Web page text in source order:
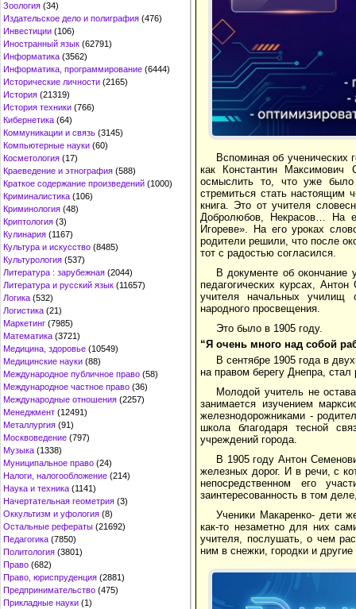
Зоология (34)
Издательское дело и полиграфия (476)
Инвестиции (106)
Иностранный язык (62791)
Информатика (3562)
Информатика, программирование (6444)
Исторические личности (2165)
История (21319)
История техники (766)
Кибернетика (64)
Коммуникации и связь (3145)
Компьютерные науки (60)
Косметология (17)
Краеведение и этнография (588)
Краткое содержание произведений (1000)
Криминалистика (106)
Криминология (48)
Криптология (3)
Кулинария (1167)
Культура и искусство (8485)
Культурология (537)
Литература : зарубежная (2044)
Литература и русский язык (11657)
Логика (532)
Логистика (21)
Маркетинг (7985)
Математика (3721)
Медицина, здоровье (10549)
Медицинские науки (88)
Международное публичное право (58)
Международное частное право (36)
Международные отношения (2257)
Менеджмент (12491)
Металлургия (91)
Москвоведение (797)
Музыка (1338)
Муниципальное право (24)
Налоги, налогообложение (214)
Наука и техника (1141)
Начертательная геометрия (3)
Оккультизм и уфология (8)
Остальные рефераты (21692)
Педагогика (7850)
Политология (3801)
Право (682)
Право, юриспруденция (2881)
Предпринимательство (475)
Прикладные науки (1)
Вспоминая об ученических
как Константин
осмыслить то, что уже
стремиться стать настоящим
книга. Это от учителя
Добролюбов, Некрасов… На
Игореве». На его уроках
родители решили, что после
тот с радостью согласился.
В документе об окончание
педагогических курсах,
учителя начальных училищ
народного просвещения.
Это было в 1905 году.
“Я очень много над собой
B сентябре 1905 года в
на правом берегу Днепра,
Молодой учитель не
занимается изучением
железнодорожниками -
школа благодаря тесной
учреждений города.
В 1905 году Антон
железных дорог. И в речи, с
непосредственном его
заинтересованность в том
Ученики Макаренко- дети
как-то незаметно для них
учителя, послушать, о чем
ним в снежки, городки и